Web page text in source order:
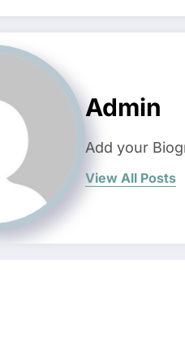
Admin
Add your
View All Posts